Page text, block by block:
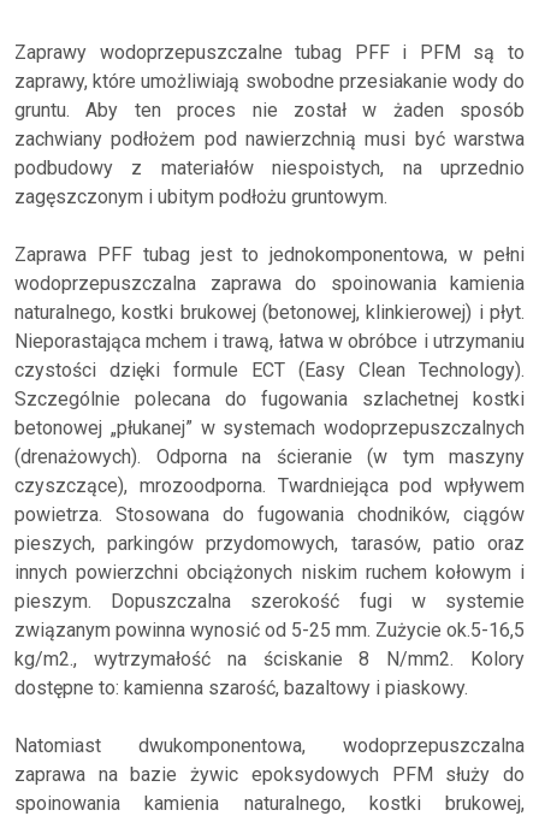
Zaprawy wodoprzepuszczalne tubag PFF i PFM są to
zaprawy, które umożliwiają swobodne przesiakanie wody do
gruntu. Aby ten proces nie został w żaden sposób
zachwiany podłożem pod nawierzchnią musi być warstwa
podbudowy z materiałów niespoistych, na uprzednio
zagęszczonym i ubitym podłożu gruntowym.
Zaprawa PFF tubag jest to jednokomponentowa, w pełni
wodoprzepuszczalna zaprawa do spoinowania kamienia
naturalnego, kostki brukowej (betonowej, klinkierowej) i płyt.
Nieporastająca mchem i trawą, łatwa w obróbce i utrzymaniu
czystości dzięki formule ECT (Easy Clean Technology).
Szczególnie polecana do fugowania szlachetnej kostki
betonowej „płukanej” w systemach wodoprzepuszczalnych
(drenażowych). Odporna na ścieranie (w tym maszyny
czyszczące), mrozoodporna. Twardniejąca pod wpływem
powietrza. Stosowana do fugowania chodników, ciągów
pieszych, parkingów przydomowych, tarasów, patio oraz
innych powierzchni obciążonych niskim ruchem kołowym i
pieszym. Dopuszczalna szerokość fugi w systemie
związanym powinna wynosić od 5-25 mm. Zużycie ok.5-16,5
kg/m2., wytrzymałość na ściskanie 8 N/mm2. Kolory
dostępne to: kamienna szarość, bazaltowy i piaskowy.
Natomiast dwukomponentowa, wodoprzepuszczalna
zaprawa na bazie żywic epoksydowych PFM służy do
spoinowania kamienia naturalnego, kostki brukowej,